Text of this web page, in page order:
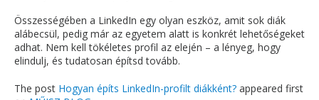
Összességében a LinkedIn egy olyan eszköz, amit sok diák
alábecsül, pedig már az egyetem alatt is konkrét lehetőségeket
adhat. Nem kell tökéletes profil az elején – a lényeg, hogy
elindulj, és tudatosan építsd tovább.
The post Hogyan építs LinkedIn-profilt diákként? appeared first